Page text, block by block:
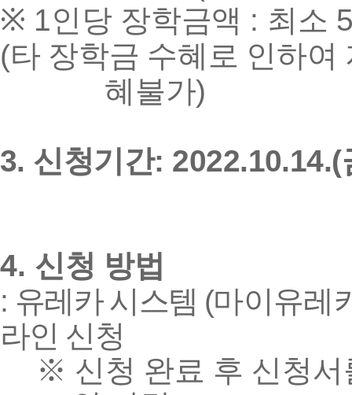
※ 1인당 장학금액 : 최소
(타 장학금 수혜로 인하
혜불가)
3. 신청기간: 2022.10.14.(
4. 신청 방법
: 유레카 시스템 (마이유레
라인 신청
※ 신청 완료 후 신청